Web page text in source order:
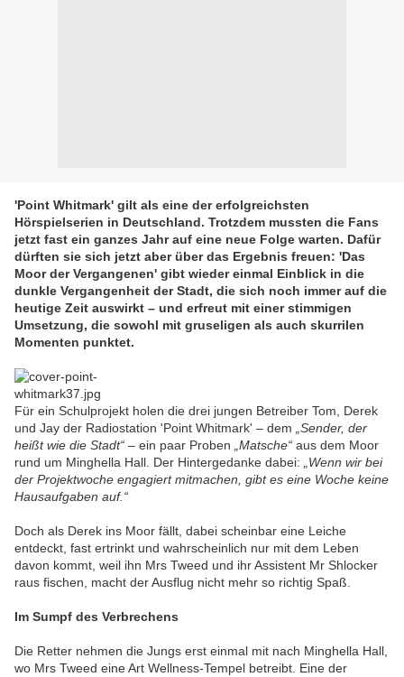
'Point Whitmark' gilt als eine der erfolgreichsten
Hörspielserien in Deutschland. Trotzdem mussten die Fans
jetzt fast ein ganzes Jahr auf eine neue Folge warten. Dafür
dürften sie sich jetzt aber über das Ergebnis freuen: 'Das
Moor der Vergangenen' gibt wieder einmal Einblick in die
dunkle Vergangenheit der Stadt, die sich noch immer auf die
heutige Zeit auswirkt – und erfreut mit einer stimmigen
Umsetzung, die sowohl mit gruseligen als auch skurrilen
Momenten punktet.
Für ein Schulprojekt holen die drei jungen Betreiber Tom, Derek
und Jay der Radiostation 'Point Whitmark' – dem
„Sender, der
heißt wie die Stadt“ – ein paar Proben „Matsche“ aus dem Moor
rund um Minghella Hall. Der Hintergedanke dabei:
„Wenn wir bei
der Projektwoche engagiert mitmachen, gibt es eine Woche keine
Hausaufgaben auf.“
Doch als Derek ins Moor fällt, dabei scheinbar eine Leiche
entdeckt, fast ertrinkt und wahrscheinlich nur mit dem Leben
davon kommt, weil ihn Mrs Tweed und ihr Assistent Mr Shlocker
raus fischen, macht der Ausflug nicht mehr so richtig Spaß.
Im Sumpf des Verbrechens
Die Retter nehmen die Jungs erst einmal mit nach Minghella Hall,
wo Mrs Tweed eine Art Wellness-Tempel betreibt. Eine der